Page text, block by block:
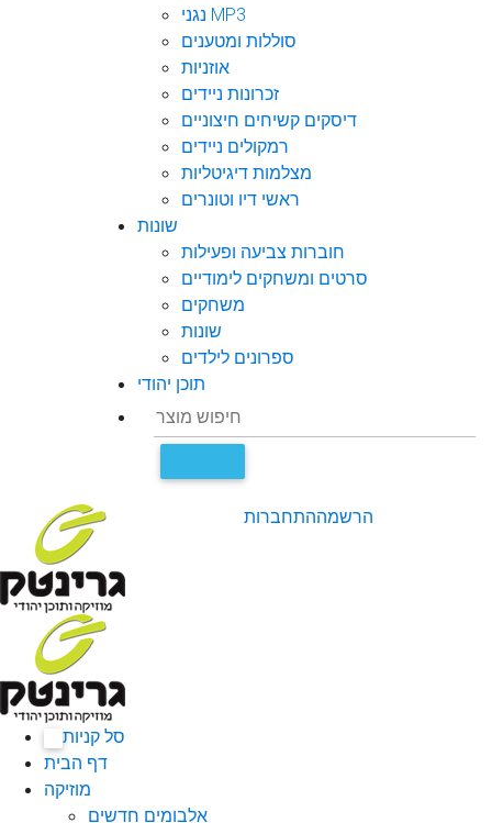
נגני MP3
סוללות ומטענים
אוזניות
זכרונות ניידים
דיסקים קשיחים חיצוניים
רמקולים ניידים
מצלמות דיגיטליות
ראשי דיו וטונרים
שונות
חוברות צביעה ופעילות
סרטים ומשחקים לימודיים
משחקים
שונות
ספרונים לילדים
תוכן יהודי
התחברותהרשמה
סל קניות
דף הבית
מוזיקה
אלבומים חדשים